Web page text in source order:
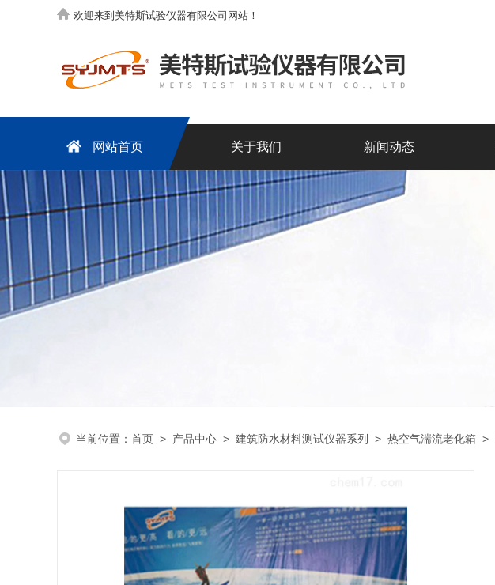
欢迎来到美特斯试验仪器有限公司网站！
网站首页 关于我们 新闻动态
当前位置： 首页 > 产品中心 > 建筑防水材料测试仪器系列 > 热空气湍流老化箱 >